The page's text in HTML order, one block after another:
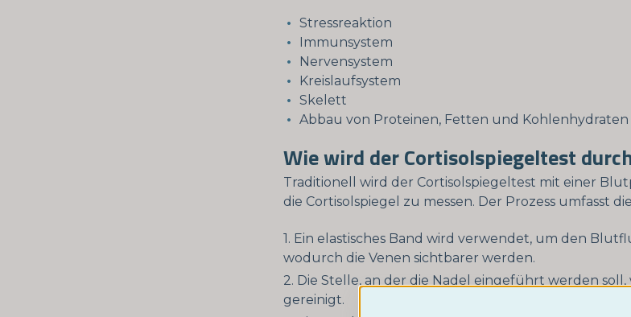
Stressreaktion
Immunsystem
Nervensystem
Kreislaufsystem
Skelett
Abbau von Proteinen, Fetten und Kohlenhydraten
Wie wird der Cortisolspiegeltest
Traditionell wird der Cortisolspiegeltest mit einer
die Cortisolspiegel zu messen. Der Prozess umfasst
Ein elastisches Band wird verwendet, um den
wodurch die Venen sichtbarer werden.
Die Stelle, an der die Nadel eingeführt werden soll,
gereinigt.